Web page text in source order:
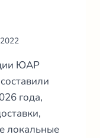
ЮАР
года,
локальные